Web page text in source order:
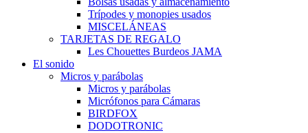
Trípodes y monopies usados
MISCELÁNEAS
TARJETAS DE REGALO
Les Chouettes Burdeos JAMA
El sonido
Micros y parábolas
Micros y parábolas
Micrófonos para Cámaras
BIRDFOX
DODOTRONIC